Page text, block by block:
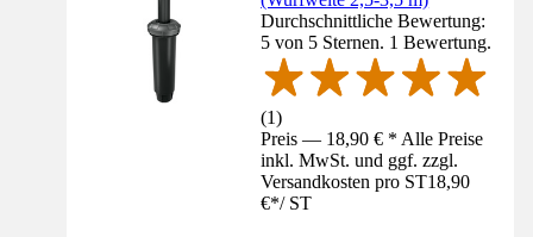
Durchschnittliche Bewertung:
5 von 5 Sternen. 1 Bewertung.
(1)
Preis — 18,90 € * Alle Preise
inkl. MwSt. und ggf. zzgl.
Versandkosten pro ST18,90
€*/ ST